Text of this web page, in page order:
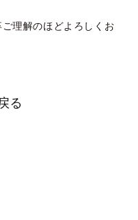
理解のほどよろしくお
る